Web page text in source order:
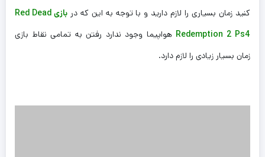
کنید زمان بسیاری را لازم دارید و با توجه به این که در
بازی Red Dead
Redemption 2 Ps4 هواپیما وجود ندارد رفتن به تمامی نقاط بازی
زمان بسیار زیادی را لازم دارد.